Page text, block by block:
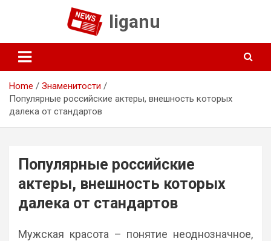
liganu
Home
Знаменитости
Популярные российские актеры, внешность которых
далека от стандартов
Популярные российские
актеры, внешность которых
далека от стандартов
Мужская красота – понятие неоднозначное,